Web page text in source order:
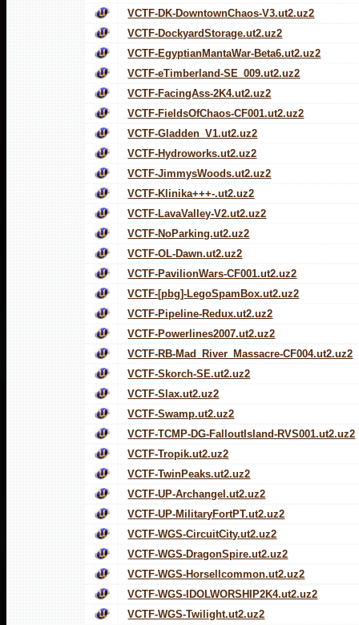
VCTF-DK-DowntownChaos-V3.ut2.uz2
VCTF-DockyardStorage.ut2.uz2
VCTF-EgyptianMantaWar-Beta6.ut2.uz2
VCTF-eTimberland-SE_009.ut2.uz2
VCTF-FacingAss-2K4.ut2.uz2
VCTF-FieldsOfChaos-CF001.ut2.uz2
VCTF-Gladden_V1.ut2.uz2
VCTF-Hydroworks.ut2.uz2
VCTF-JimmysWoods.ut2.uz2
VCTF-Klinika+++-.ut2.uz2
VCTF-LavaValley-V2.ut2.uz2
VCTF-NoParking.ut2.uz2
VCTF-OL-Dawn.ut2.uz2
VCTF-PavilionWars-CF001.ut2.uz2
VCTF-[pbg]-LegoSpamBox.ut2.uz2
VCTF-Pipeline-Redux.ut2.uz2
VCTF-Powerlines2007.ut2.uz2
VCTF-RB-Mad_River_Massacre-CF004.ut2.uz2
VCTF-Skorch-SE.ut2.uz2
VCTF-Slax.ut2.uz2
VCTF-Swamp.ut2.uz2
VCTF-TCMP-DG-FalloutIsland-RVS001.ut2.uz2
VCTF-Tropik.ut2.uz2
VCTF-TwinPeaks.ut2.uz2
VCTF-UP-Archangel.ut2.uz2
VCTF-UP-MilitaryFortPT.ut2.uz2
VCTF-WGS-CircuitCity.ut2.uz2
VCTF-WGS-DragonSpire.ut2.uz2
VCTF-WGS-Horsellcommon.ut2.uz2
VCTF-WGS-IDOLWORSHIP2K4.ut2.uz2
VCTF-WGS-Twilight.ut2.uz2